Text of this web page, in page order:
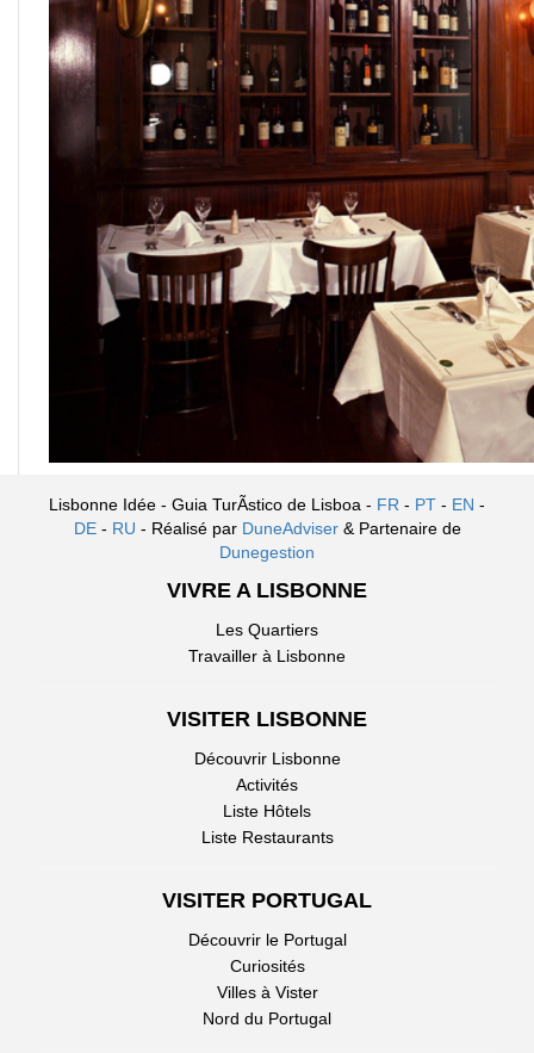
Lisbonne Idée - Guia TurÃ­stico de Lisboa - FR - PT - EN -
DE- RU - Réalisé par DuneAdviser & Partenaire de
Dunegestion
VIVRE A LISBONNE
Les Quartiers
Travailler à Lisbonne
VISITER LISBONNE
Découvrir Lisbonne
Activités
Liste Hôtels
Liste Restaurants
VISITER PORTUGAL
Découvrir le Portugal
Curiosités
Villes à Vister
Nord du Portugal